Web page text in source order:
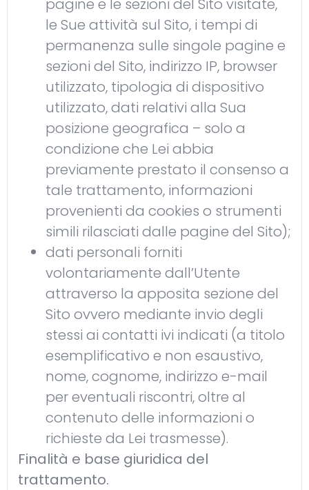
le Sue attività sul Sito, i tempi di
permanenza sulle singole pagine e
sezioni del Sito, indirizzo IP, browser
utilizzato, tipologia di dispositivo
utilizzato, dati relativi alla Sua
posizione geografica – solo a
condizione che Lei abbia
previamente prestato il consenso a
tale trattamento, informazioni
provenienti da cookies o strumenti
simili rilasciati dalle pagine del Sito);
dati personali forniti
volontariamente dall’Utente
attraverso la apposita sezione del
Sito ovvero mediante invio degli
stessi ai contatti ivi indicati (a titolo
esemplificativo e non esaustivo,
nome, cognome, indirizzo e-mail
per eventuali riscontri, oltre al
contenuto delle informazioni o
richieste da Lei trasmesse).
Finalità e base giuridica del
trattamento.